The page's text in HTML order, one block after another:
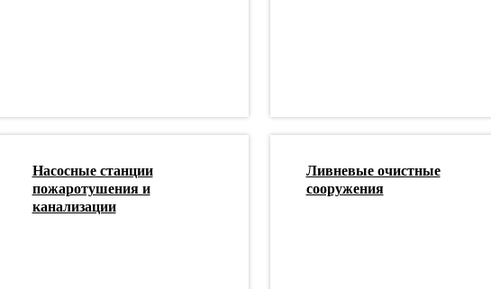
Насосные станции
пожаротушения и
канализации
Ливневые очистные
сооружения